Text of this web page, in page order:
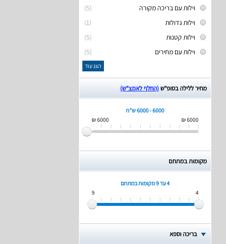
(5)
וילות עם בריכה מקורה
(1)
וילות גדולות
(5)
וילות קטנות
(5)
וילות עם מחירים
הצג עוד
מחיר ללילה בסופ“ש(החלף לאמצ“ש)
6000 - 6000 ש"ח
6000 ₪
6000 ₪
מקומות במתחם
4 עד 9
מקומות במתחם
4
9
בריכה וספא